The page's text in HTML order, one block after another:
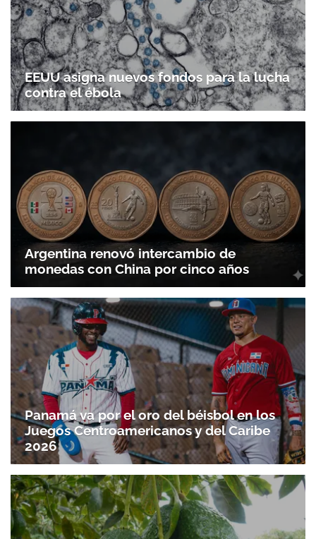
EEUU asigna nuevos fondos para la lucha
contra el ébola
Argentina renovó intercambio de
monedas con China por cinco años
Panamá va por el oro del béisbol en los
Juegos Centroamericanos y del Caribe
2026